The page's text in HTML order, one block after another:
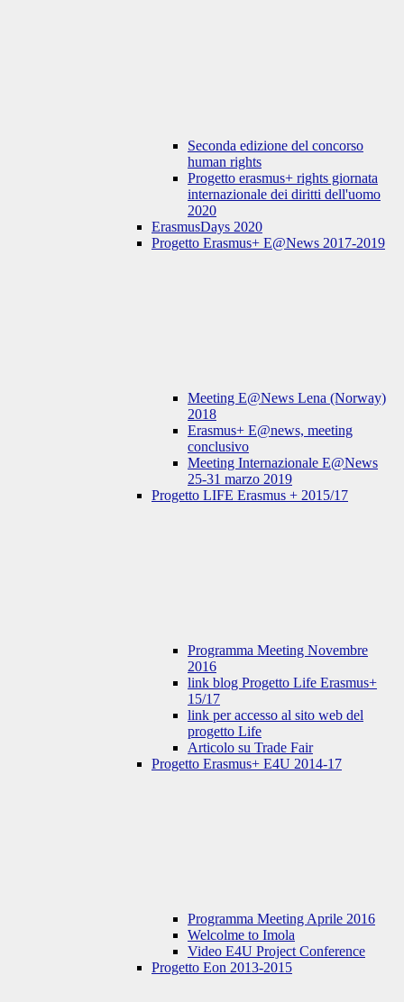
Seconda edizione del concorso
human rights
Progetto erasmus+ rights giornata
internazionale dei diritti dell'uomo
2020
ErasmusDays 2020
Progetto Erasmus+ E@News 2017-2019
Meeting E@News Lena (Norway)
2018
Erasmus+ E@news, meeting
conclusivo
Meeting Internazionale E@News
25-31 marzo 2019
Progetto LIFE Erasmus + 2015/17
Programma Meeting Novembre
2016
link blog Progetto Life Erasmus+
15/17
link per accesso al sito web del
progetto Life
Articolo su Trade Fair
Progetto Erasmus+ E4U 2014-17
Programma Meeting Aprile 2016
Welcolme to Imola
Video E4U Project Conference
Progetto Eon 2013-2015